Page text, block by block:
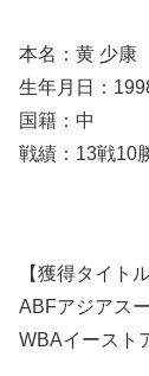
本名：黄 少康
生年月日：
国籍：中
戦績：13戦10
【獲得タイトル
ABFアジアス
WBAイースト